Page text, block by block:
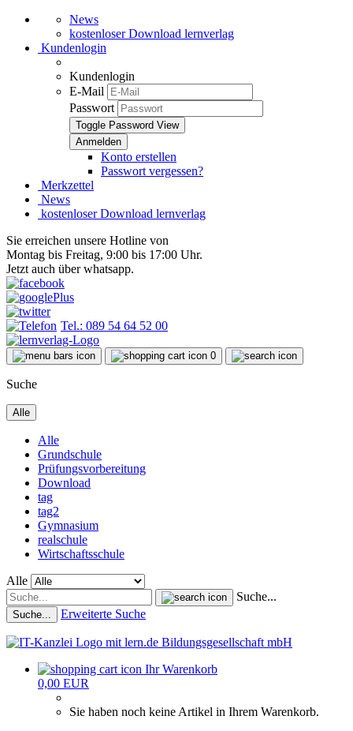
News
kostenloser Download lernverlag
Kundenlogin
Kundenlogin
E-Mail
Passwort
Toggle Password View
Konto erstellen
Passwort vergessen?
Merkzettel
News
kostenloser Download lernverlag
Sie erreichen unsere Hotline von
Montag bis Freitag, 9:00 bis 17:00 Uhr.
Jetzt auch über whatsapp.
Tel.: 089 54 64 52 00
0
Suche
Alle
Alle
Grundschule
Prüfungsvorbereitung
Download
tag
tag2
Gymnasium
realschule
Wirtschaftsschule
Alle
Suche...
Suche... Erweiterte Suche
Ihr Warenkorb
0,00 EUR
Sie haben noch keine Artikel in Ihrem Warenkorb.